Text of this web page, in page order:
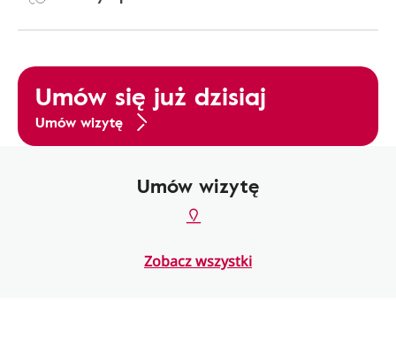
Umów się już dzisiaj
Umów wizytę
Umów wizytę
Zobacz wszystki